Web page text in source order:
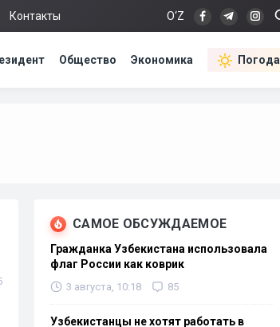
Контакты O‘Z
Общество Экономика Погода
САМОЕ ОБСУЖДАЕМОЕ
Гражданка Узбекистана использовала
флаг России как коврик
3 августа, 10:18 85
Узбекистанцы не хотят работать в